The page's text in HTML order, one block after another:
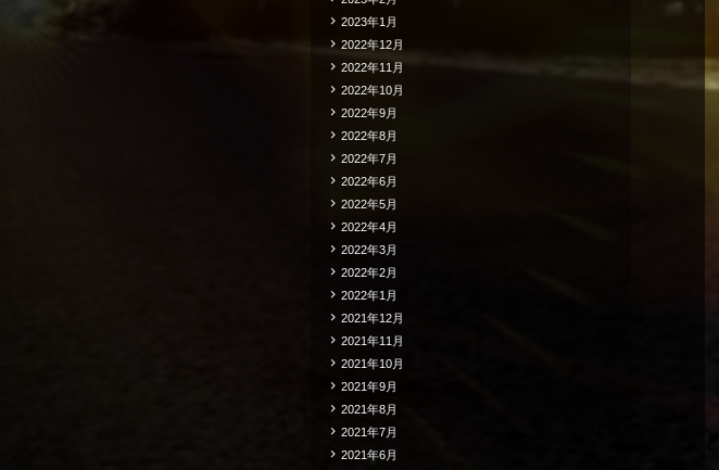
2023年1月
2022年12月
2022年11月
2022年10月
2022年9月
2022年8月
2022年7月
2022年6月
2022年5月
2022年4月
2022年3月
2022年2月
2022年1月
2021年12月
2021年11月
2021年10月
2021年9月
2021年8月
2021年7月
2021年6月